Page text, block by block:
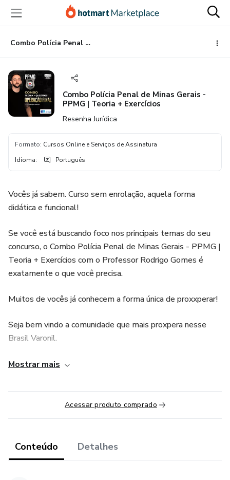
para
conteúdo
principal
para
pagamento
para
rodapé
Combo Polícia Penal de Minas Gerais - PPMG | Teoria + Exercícios
Combo Polícia Penal de Minas Gerais -
PPMG | Teoria + Exercícios
Resenha Jurídica
Formato: Cursos Online e Serviços de Assinatura
Idioma: Português
Vocês já sabem. Curso sem enrolação, aquela forma
didática e funcional!
Se você está buscando foco nos principais temas do seu
concurso, o Combo Polícia Penal de Minas Gerais - PPMG |
Teoria + Exercícios com o Professor Rodrigo Gomes é
exatamente o que você precisa.
Muitos de vocês já conhecem a forma única de proxxperar!
Seja bem vindo a comunidade que mais proxpera nesse
Brasil Varonil.
Chegou a hora de você pegar sua farda,
1 ano de acesso.
Mostrar mais
Acessar produto comprado
Conteúdo Detalhes